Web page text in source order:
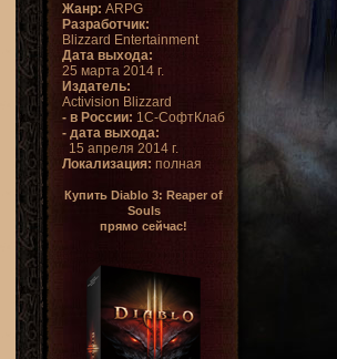
Жанр: ARPG
Разработчик:
Blizzard Entertainment
Дата выхода:
25 марта 2014 г.
Издатель:
Activision Blizzard
- в России: 1С-СофтКлаб
- дата выхода:
15 апреля 2014 г.
Локализация: полная
Купить Diablo 3: Reaper of
Souls
прямо сейчас!